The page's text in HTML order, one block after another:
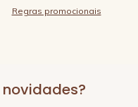
Regras promocionais